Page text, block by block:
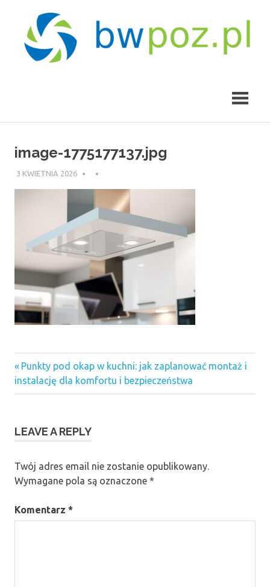
content
image-1775177137.jpg
3 KWIETNIA 2026
Nawigacja
wpisu
Previous
Post:
Punkty pod okap w kuchni: jak zaplanować montaż i
instalację dla komfortu i bezpieczeństwa
LEAVE A REPLY
Twój adres email nie zostanie opublikowany.
Wymagane pola są oznaczone *
Komentarz *